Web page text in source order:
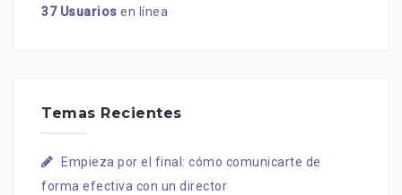
37 Usuarios en línea
Temas Recientes
Empieza por el final: cómo comunicarte de
forma efectiva con un director